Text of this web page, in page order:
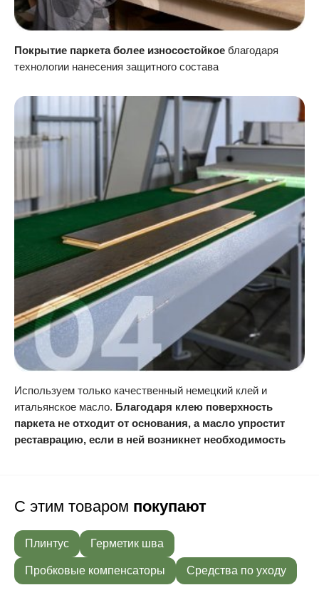
Покрытие паркета более износостойкое благодаря
технологии нанесения защитного состава
Используем только качественный немецкий клей и
итальянское масло. Благодаря клею поверхность
паркета не отходит от основания, а масло упростит
реставрацию, если в ней возникнет необходимость
С этим товаром покупают
Плинтус Герметик шва
Пробковые компенсаторы Средства по уходу